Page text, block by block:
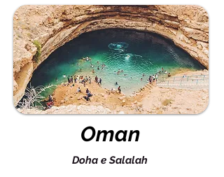
Oman
Doha e Salalah